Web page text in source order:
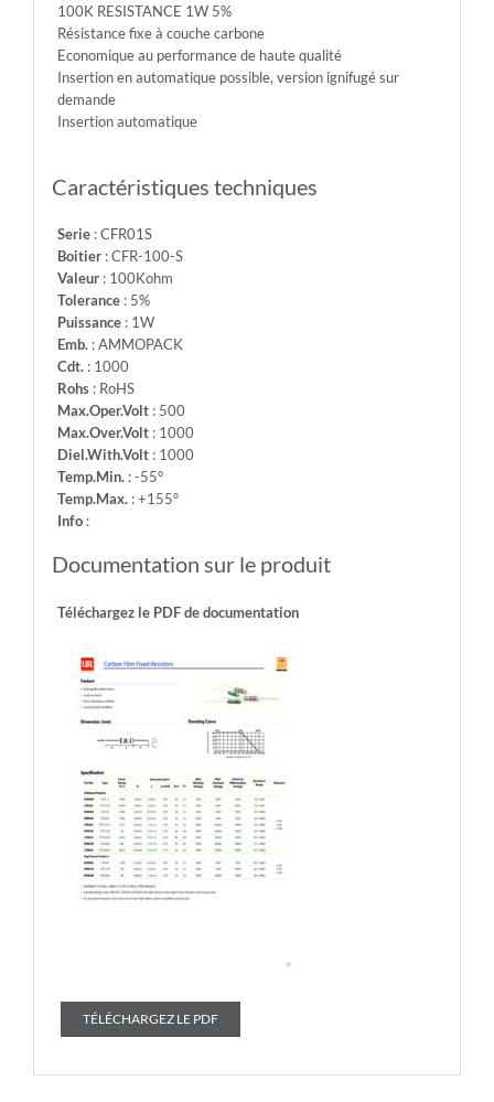
-
Temp.Min.:
-55°
-
+155°
100K RESISTANCE 1W 5%
Résistance fixe à couche carbone
Economique au performance de haute qualité
Insertion en automatique possible, version ignifugé sur
demande
Insertion automatique
Caractéristiques techniques
Serie: CFR01S
Boitier: CFR-100-S
Valeur: 100Kohm
Tolerance: 5%
Puissance: 1W
Emb.: AMMOPACK
Cdt.: 1000
Rohs: RoHS
Max.Oper.Volt: 500
Max.Over.Volt: 1000
Diel.With.Volt: 1000
Temp.Min.: -55°
Temp.Max.: +155°
Info:
Documentation sur le produit
Téléchargez le PDF de documentation
TÉLÉCHARGEZ LE PDF